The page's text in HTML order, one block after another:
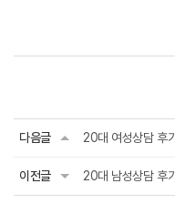
다음글 20대 여성상담 후기
이전글 20대 남성상담 후기